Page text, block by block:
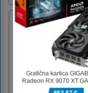
ter
ko
iščete možgansko uga [...]